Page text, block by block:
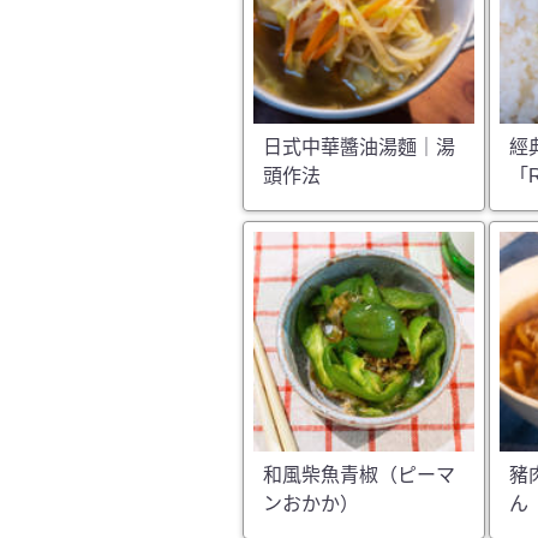
日式中華醬油湯麵｜湯
頭作法
經
和風柴魚青椒（ピーマ
ンおかか）
豬
ん